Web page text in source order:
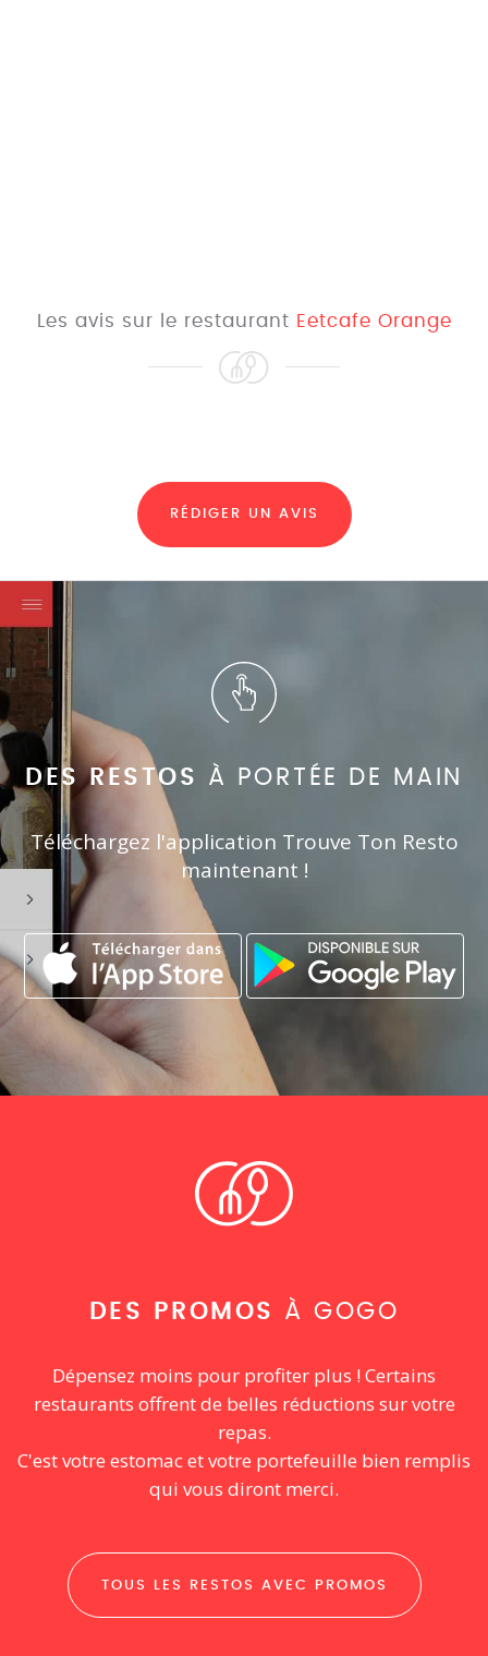
Les avis sur le restaurant Eetcafe Orange
RÉDIGER UN AVIS
DES RESTOS À PORTÉE DE MAIN
Téléchargez l'application Trouve Ton Resto
maintenant !
DES PROMOS À GOGO
Dépensez moins pour profiter plus ! Certains
restaurants offrent de belles réductions sur votre
repas.
C'est votre estomac et votre portefeuille bien remplis
qui vous diront merci.
TOUS LES RESTOS AVEC PROMOS